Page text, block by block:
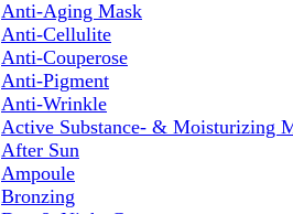
Anti-Aging Mask
Anti-Cellulite
Anti-Couperose
Anti-Pigment
Anti-Wrinkle
Active Substance- & Moisturizing
After Sun
Ampoule
Bronzing